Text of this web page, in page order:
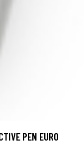
PEN EURO